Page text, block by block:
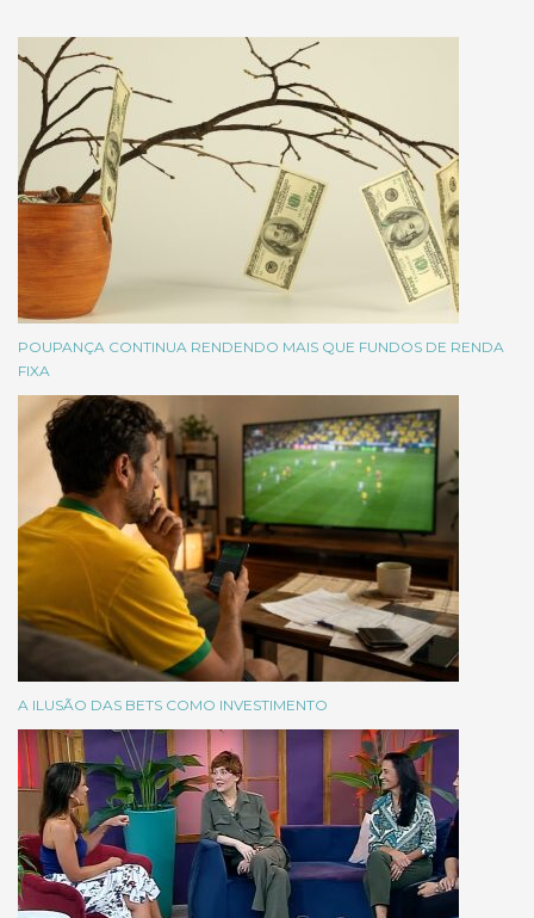
POUPANÇA CONTINUA RENDENDO MAIS QUE FUNDOS DE RENDA
FIXA
A ILUSÃO DAS BETS COMO INVESTIMENTO